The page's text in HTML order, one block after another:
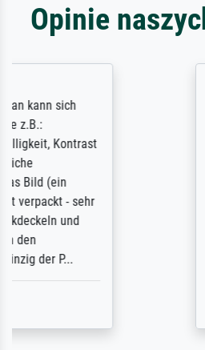
Opinie
So, I ordered a large print
Annunciation by Fra
large and popular
site advertising giclee
quality for a large print
refunded me when I sent
blurry print vs. a
representation. They
do ...